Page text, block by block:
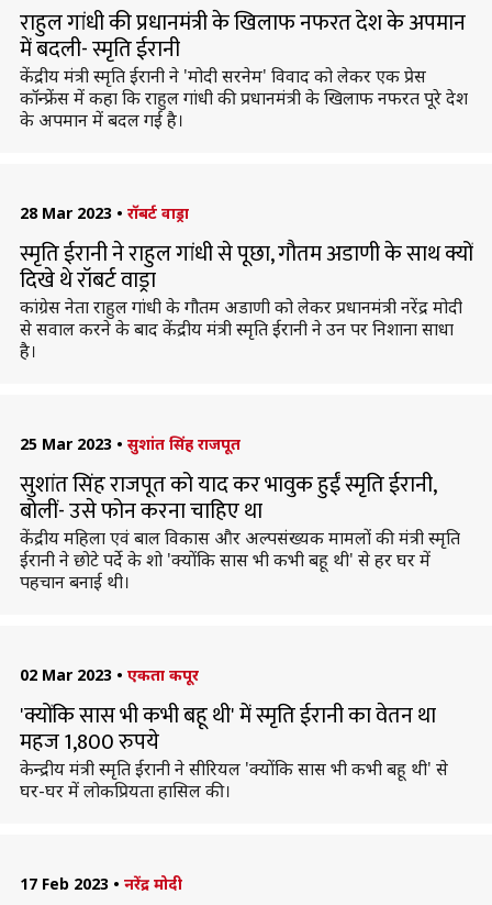
राहुल गांधी की प्रधानमंत्री के खिलाफ नफरत देश के अपमान
में बदली- स्मृति ईरानी
केंद्रीय मंत्री स्मृति ईरानी ने 'मोदी सरनेम' विवाद को लेकर एक प्रेस
कॉन्फ्रेंस में कहा कि राहुल गांधी की प्रधानमंत्री के खिलाफ नफरत पूरे देश
के अपमान में बदल गई है।
28 Mar 2023 • रॉबर्ट वाड्रा
स्मृति ईरानी ने राहुल गांधी से पूछा, गौतम अडाणी के साथ क्यों
दिखे थे रॉबर्ट वाड्रा
कांग्रेस नेता राहुल गांधी के गौतम अडाणी को लेकर प्रधानमंत्री नरेंद्र मोदी
से सवाल करने के बाद केंद्रीय मंत्री स्मृति ईरानी ने उन पर निशाना साधा
है।
25 Mar 2023 • सुशांत सिंह राजपूत
सुशांत सिंह राजपूत को याद कर भावुक हुईं स्मृति ईरानी,
बोलीं- उसे फोन करना चाहिए था
केंद्रीय महिला एवं बाल विकास और अल्पसंख्यक मामलों की मंत्री स्मृति
ईरानी ने छोटे पर्दे के शो 'क्योंकि सास भी कभी बहू थी' से हर घर में
पहचान बनाई थी।
02 Mar 2023 • एकता कपूर
'क्योंकि सास भी कभी बहू थी' में स्मृति ईरानी का वेतन था
महज 1,800 रुपये
केन्द्रीय मंत्री स्मृति ईरानी ने सीरियल 'क्योंकि सास भी कभी बहू थी' से
घर-घर में लोकप्रियता हासिल की।
17 Feb 2023 • नरेंद्र मोदी